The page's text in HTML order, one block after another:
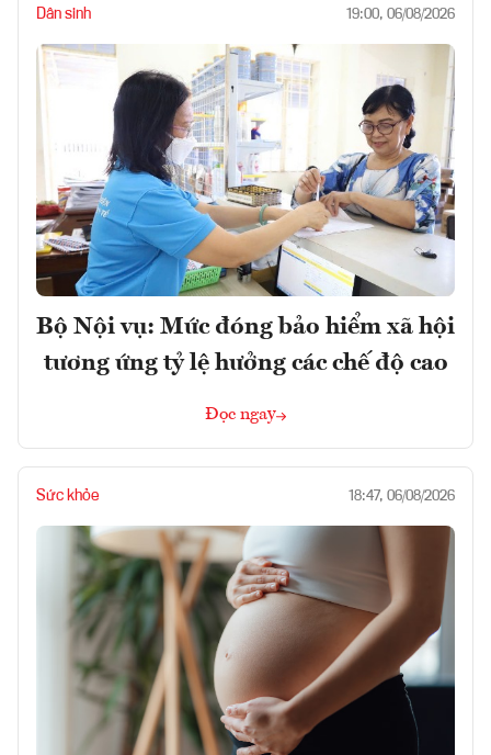
Dân sinh 19:00, 06/08/2026
Bộ Nội vụ: Mức đóng bảo hiểm xã hội
tương ứng tỷ lệ hưởng các chế độ cao
Đọc ngay
Sức khỏe 18:47, 06/08/2026